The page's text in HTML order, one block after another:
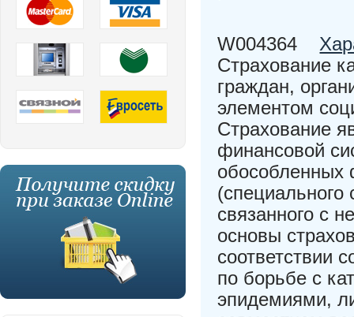
W004364
Страхование
граждан,
элементом
Страхование
финансовой
обособленных
(специального
связанного с
основы
соответствии
по борьбе с
эпидемиями,